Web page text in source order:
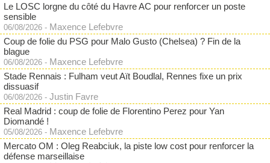
Le LOSC lorgne du côté du Havre AC pour renforcer un poste
sensible
06/08/2026 - Maxence Lefebvre
Coup de folie du PSG pour Malo Gusto (Chelsea) ? Fin de la
blague
06/08/2026 - Maxence Lefebvre
Stade Rennais : Fulham veut Aït Boudlal, Rennes fixe un prix
dissuasif
06/08/2026 - Justin Favre
Real Madrid : coup de folie de Florentino Perez pour Yan
Diomandé !
05/08/2026 - Maxence Lefebvre
Mercato OM : Oleg Reabciuk, la piste low cost pour renforcer la
défense marseillaise